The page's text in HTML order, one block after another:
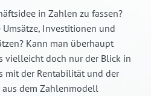
in Zahlen zu fassen?
Investitionen und
Kann man überhaupt
vielleicht doch nur der Blick in
mit der Rentabilität und der
dem Zahlenmodell